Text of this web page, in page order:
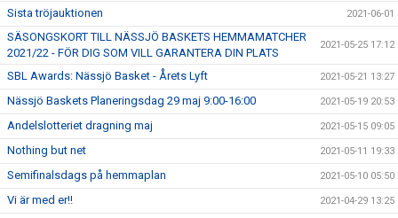
Sista tröjauktionen 2021-06-01
SÄSONGSKORT TILL NÄSSJÖ BASKETS HEMMAMATCHER
2021/22 - FÖR DIG SOM VILL GARANTERA DIN PLATS
2021-05-25 17:12
SBL Awards: Nässjö Basket - Årets Lyft 2021-05-21 13:27
Nässjö Baskets Planeringsdag 29 maj 9:00-16:00 2021-05-19 20:53
Andelslotteriet dragning maj 2021-05-15 09:05
Nothing but net 2021-05-11 19:33
Semifinalsdags på hemmaplan 2021-05-10 05:50
Vi är med er!! 2021-04-29 13:25